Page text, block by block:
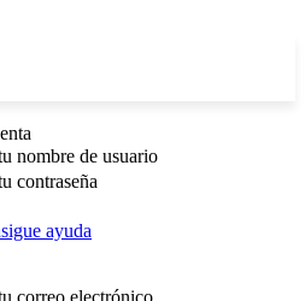
nombre de usuario
contraseña
ayuda
correo electrónico